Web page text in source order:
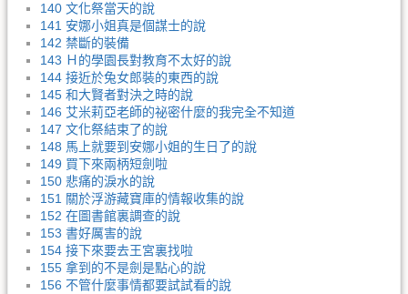
140 文化祭當天的說
141 安娜小姐真是個謀士的說
142 禁斷的裝備
143 Ｈ的學園長對教育不太好的說
144 接近於兔女郎裝的東西的說
145 和大賢者對決之時的說
146 艾米莉亞老師的祕密什麼的我完全不知道
147 文化祭結束了的說
148 馬上就要到安娜小姐的生日了的說
149 買下來兩柄短劍啦
150 悲痛的淚水的說
151 關於浮游藏寶庫的情報收集的說
152 在圖書館裏調查的說
153 書好厲害的說
154 接下來要去王宮裏找啦
155 拿到的不是劍是點心的說
156 不管什麼事情都要試試看的說